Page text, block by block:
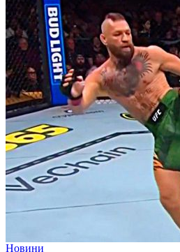
Новини